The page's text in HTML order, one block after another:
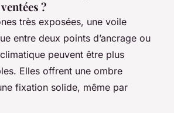
?
très exposées, une voile
entre deux points d’ancrage ou
peuvent être plus
Elles offrent une ombre
fixation solide, même par